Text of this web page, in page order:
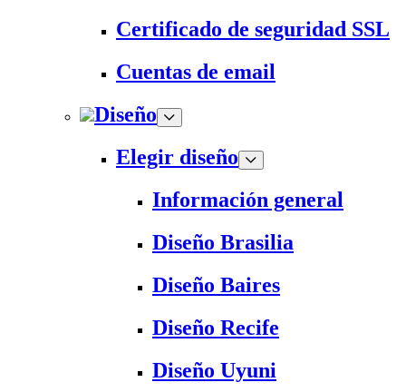
Certificado de seguridad SSL
Cuentas de email
Diseño
Elegir diseño
Información general
Diseño Brasilia
Diseño Baires
Diseño Recife
Diseño Uyuni